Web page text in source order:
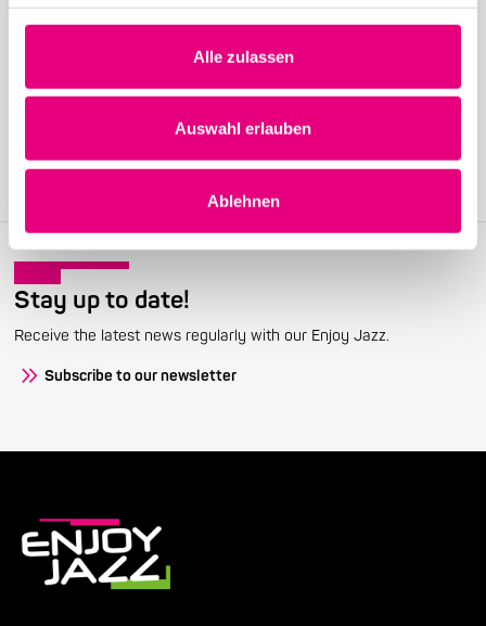
Alle zulassen
Auswahl erlauben
Ablehnen
Become a friend!
Join the Enjoy Jazz and receive exclusive information about the
Stay up to date!
Receive the latest news regularly with our Enjoy Jazz.
Subscribe to our newsletter